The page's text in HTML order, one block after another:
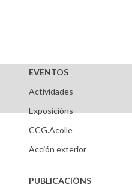
EVENTOS
Actividades
Exposicións
CCG.Acolle
Acción exterior
PUBLICACIÓNS